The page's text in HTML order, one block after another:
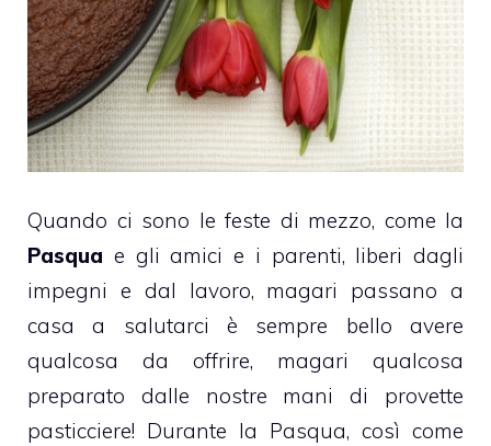
Quando ci sono le feste di mezzo, come la
Pasqua e gli amici e i parenti, liberi dagli
impegni e dal lavoro, magari passano a
casa a salutarci è sempre bello avere
qualcosa da offrire, magari qualcosa
preparato dalle nostre mani di provette
pasticciere! Durante la Pasqua, così come